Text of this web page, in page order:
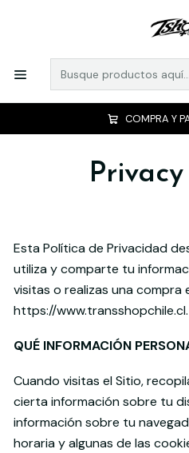
COMPRA Y
Esta Política de Privacidad
utiliza y comparte tu
visitas o realizas una compra
https://www.transshopchile.cl.
QUÉ INFORMACIÓN
Cuando visitas el Sitio,
cierta información sobre tu
información sobre tu
horaria y algunas de las